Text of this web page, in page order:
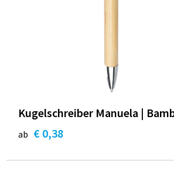
Kugelschreiber Manuela |
ab € 0,38